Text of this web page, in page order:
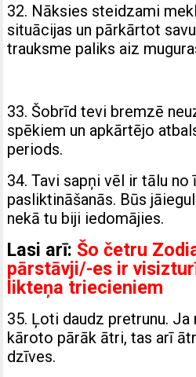
32. Nāksies steidzami
situācijas un pārkārtot
trauksme paliks aiz
33. Šobrīd tevi bremzē
spēkiem un apkārtējo
periods.
34. Tavi sapņi vēl ir tālu
pasliktināšanās. Būs
nekā tu biji iedomājies.
Lasi arī: Šo četru
pārstāvji/-es ir
likteņa triecieniem
35. Ļoti daudz pretrunu.
kāroto pārāk ātri, tas arī
dzīves.